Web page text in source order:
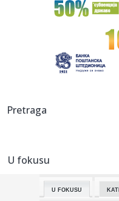
23:35:"Nema lakih
Ribakina
23:32:Brenin potez
na ene...
23:25:
23:24:
Ako ste
Pretraga
U fokusu
U FOKUSU